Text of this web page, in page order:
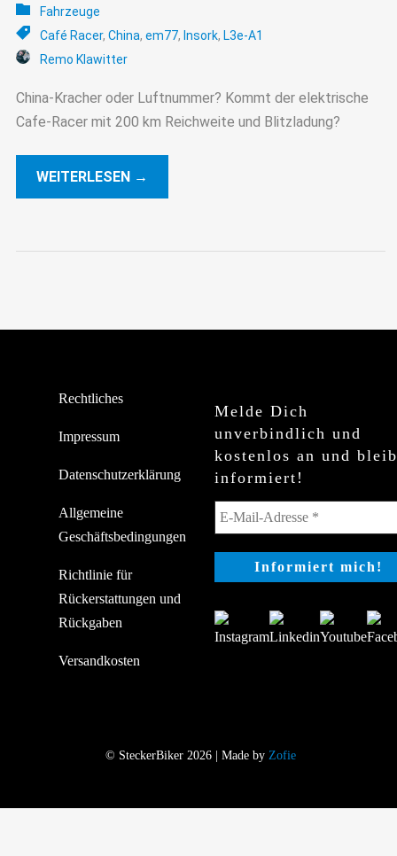
Fahrzeuge
Café Racer, China, em77, Insork, L3e-A1
Remo Klawitter
China-Kracher oder Luftnummer? Kommt der elektrische
Cafe-Racer mit 200 km Reichweite und Blitzladung?
WEITERLESEN →
Rechtliches
Impressum
Datenschutzerklärung
Allgemeine
Geschäftsbedingungen
Richtlinie für
Rückerstattungen und
Rückgaben
Versandkosten
Melde Dich
unverbindlich und
kostenlos an und
informiert!
© SteckerBiker 2026 | Made by Zofie